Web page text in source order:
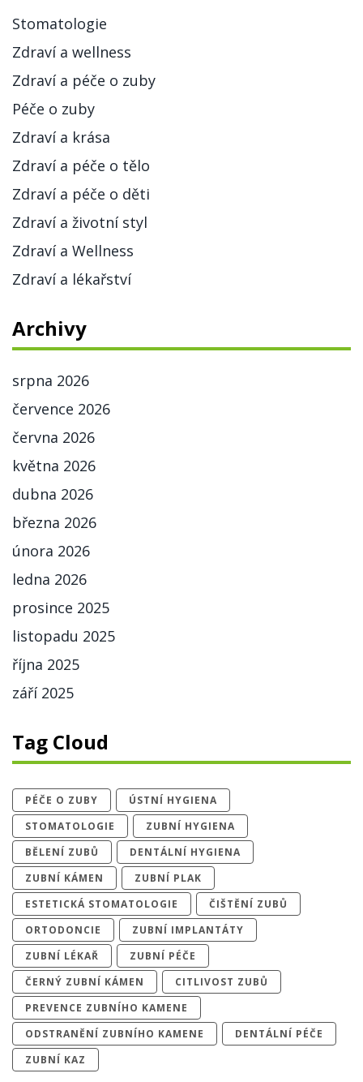
Stomatologie
Zdraví a wellness
Zdraví a péče o zuby
Péče o zuby
Zdraví a krása
Zdraví a péče o tělo
Zdraví a péče o děti
Zdraví a životní styl
Zdraví a Wellness
Zdraví a lékařství
Archivy
srpna 2026
července 2026
června 2026
května 2026
dubna 2026
března 2026
února 2026
ledna 2026
prosince 2025
listopadu 2025
října 2025
září 2025
Tag Cloud
PÉČE O ZUBY
ÚSTNÍ HYGIENA
STOMATOLOGIE
ZUBNÍ HYGIENA
BĚLENÍ ZUBŮ
DENTÁLNÍ HYGIENA
ZUBNÍ KÁMEN
ZUBNÍ PLAK
ESTETICKÁ STOMATOLOGIE
ČIŠTĚNÍ ZUBŮ
ORTODONCIE
ZUBNÍ IMPLANTÁTY
ZUBNÍ LÉKAŘ
ZUBNÍ PÉČE
ČERNÝ ZUBNÍ KÁMEN
CITLIVOST ZUBŮ
PREVENCE ZUBNÍHO KAMENE
ODSTRANĚNÍ ZUBNÍHO KAMENE
DENTÁLNÍ PÉČE
ZUBNÍ KAZ